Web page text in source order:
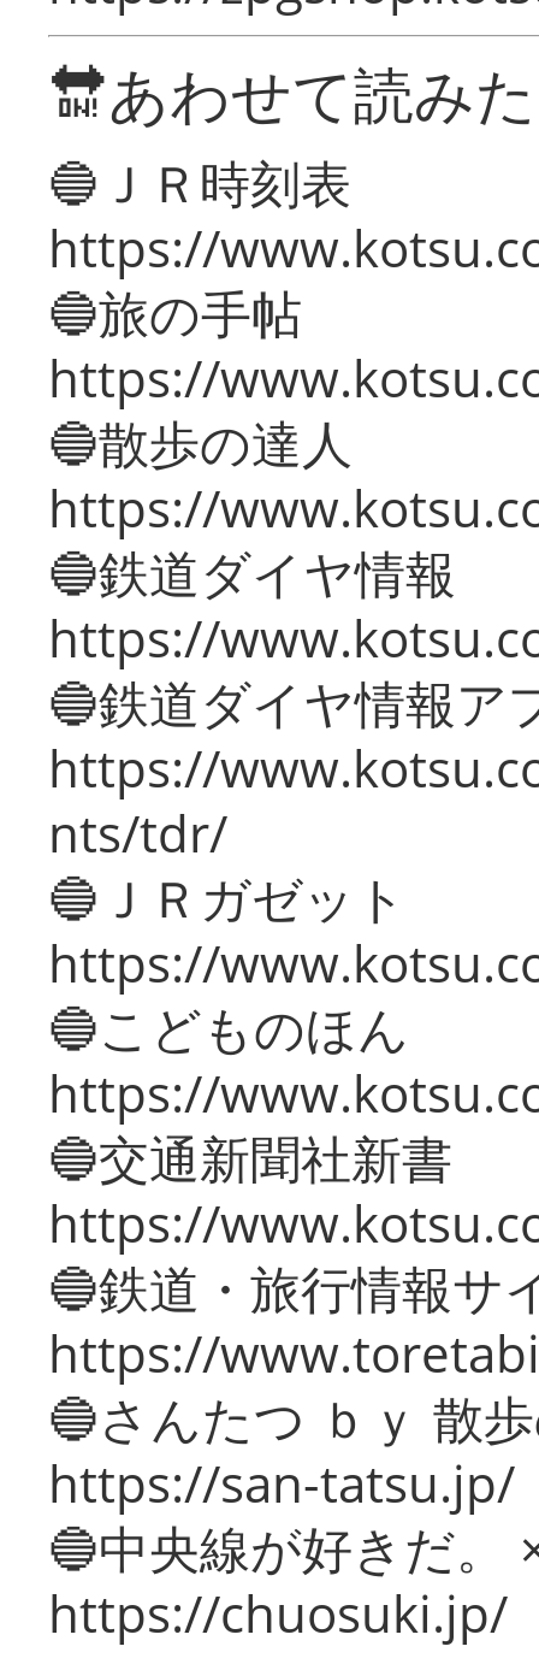
🔛あわせて読み
🔵ＪＲ時刻表
https://
🔵旅の手帖
https://
🔵散歩の達人
https://
🔵鉄道ダイヤ情報
https://
🔵鉄道ダイヤ情報ア
https://
nts/tdr/
🔵ＪＲガゼット
https://
🔵こどものほん
https://
🔵交通新聞社新書
https://
🔵鉄道・旅行情報サ
https://
🔵さんたつ ｂｙ 散
https://san-tatsu.jp/
🔵中央線が好きだ。
https://chuosuki.jp/